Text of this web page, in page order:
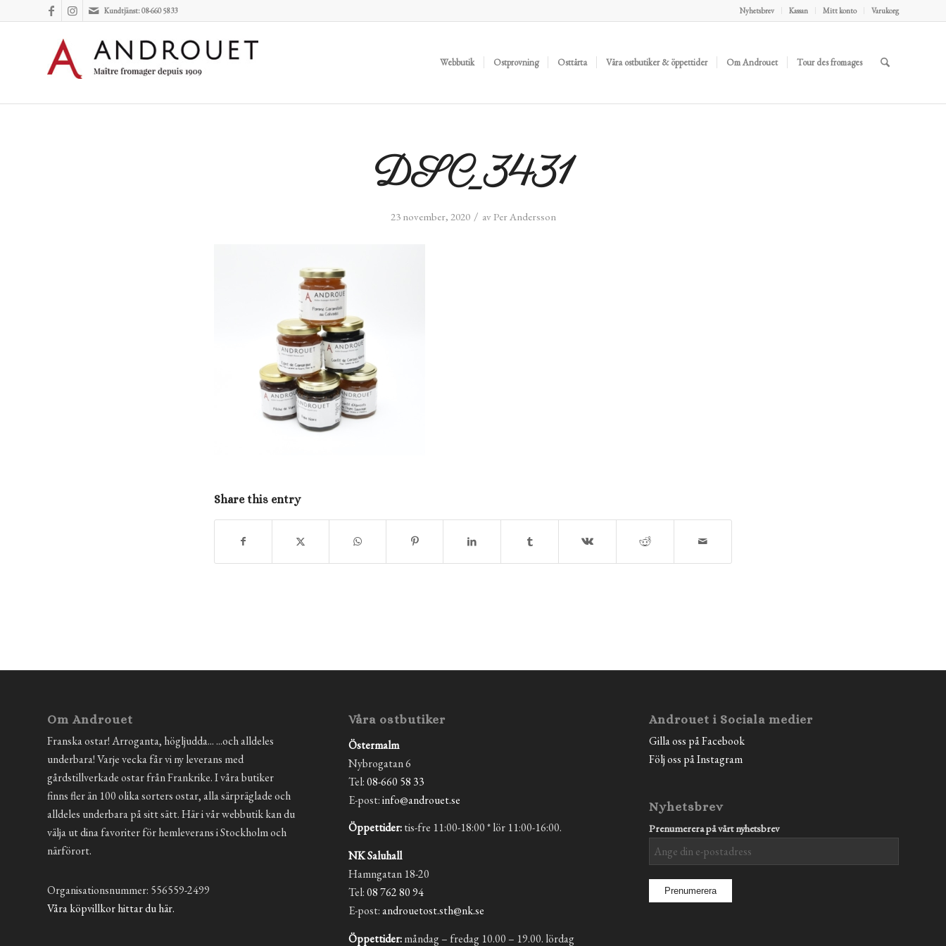
Nyhetsbrev Kassan Mitt konto Varukorg
Kundtjänst: 08-660 58 33
Webbutik Ostprovning Osttårta Våra ostbutiker & öppettider Om Androuet Tour des fromages
DSC_3431
23 november, 2020 / av Per Andersson
Share this entry
Om Androuet
Franska ostar! Arroganta, högljudda... ...och alldeles
underbara! Varje vecka får vi ny leverans med
gårdstillverkade ostar från Frankrike. I våra butiker
finns fler än 100 olika sorters ostar, alla särpräglade och
alldeles underbara på sitt sätt. Här i vår webbutik kan du
välja ut dina favoriter för hemleverans i Stockholm och
närförort.
Organisationsnummer: 556559-2499
Våra köpvillkor hittar du här.
Våra ostbutiker
Östermalm
Nybrogatan 6
Tel:08-660 58 33
E-post:info@androuet.se
Öppettider:tis-fre 11:00-18:00 * lör 11:00-16:00.
NK Saluhall
Hamngatan 18-20
Tel:08 762 80 94
E-post:androuetost.sth@nk.se
Öppettider:måndag – fredag 10.00 – 19.00. lördag
Androuet i Sociala medier
Gilla oss på Facebook
Följ oss på Instagram
Nyhetsbrev
Prenumerera på vårt nyhetsbrev